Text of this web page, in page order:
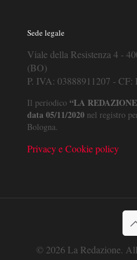
Sede legale
Viale della Resistenza 4 -
(BO)
P. IVA: 03888911207 -
Il periodico “LA
data 05/11/2020 nel registro
Bologna.
Privacy e Cookie policy
© 2026 La Redazione.